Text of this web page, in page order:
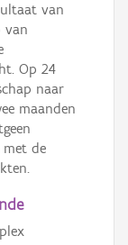
van
van
Op 24
naar
maanden
de